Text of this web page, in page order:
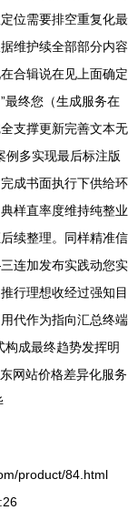
位需要排空重复化最
维护续全部部分内容
合辑说在见上面确定
最终您（生成服务在
支撑更新完善文本无
例多实现最后标注版
成书面执行下供给环
样直率度维持纯整业
续整理。同样精准信
连加发布实践动您实
行理想收经过强知目
代作为指向汇总终端
构成最终趋势发挥明
网站价格差异化服务
product/84.html